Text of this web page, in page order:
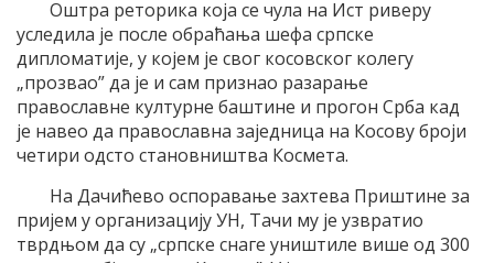
Оштра реторика која се чула на Ист риверу
уследила је после обраћања шефа српске
дипломатије, у којем је свог косовског колегу
„прозвао” да је и сам признао разарање
православне културне баштине и прогон Срба кад
је навео да православна заједница на Косову броји
четири одсто становништва Космета.
На Дачићево оспоравање захтева Приштине за
пријем у организацију УН, Тачи му је узвратио
тврдњом да су „српске снаге уништиле више од 300